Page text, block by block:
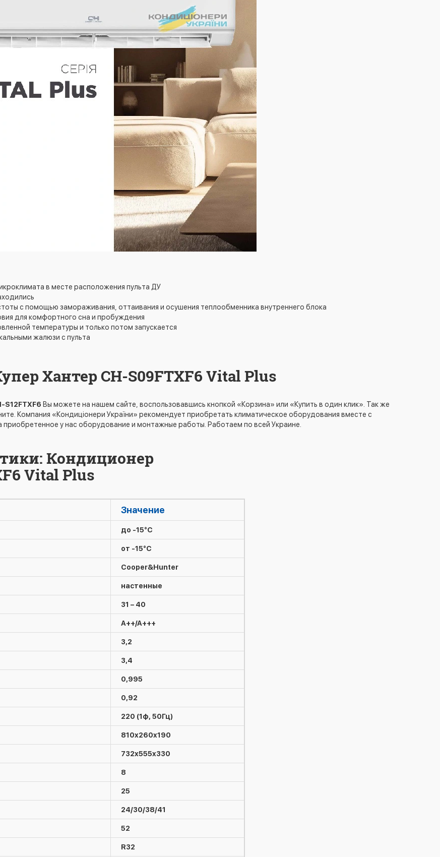
в месте расположения пульта ДУ
с помощью замораживания, оттаивания и осушения теплообменника внутреннего блока
для комфортного сна и пробуждения
температуры и только потом запускается
жалюзи с пульта
Хантер CH-S09FTXF6 Vital Plus
S12FTXF6 Вы можете на нашем сайте, воспользовавшись кнопкой «Корзина» или «Купить в один клик». Так же
Компания «Кондиціонери України» рекомендует приобретать климатическое оборудования вместе с
приобретенное у нас оборудование и монтажные работы. Работаем по всей Украине.
Кондиционер
Vital Plus
Значение
до -15°C
от -15°C
Cooper&Hunter
настенные
31 – 40
A++/A+++
3,2
3,4
0,995
0,92
220 (1ф, 50Гц)
810x260x190
732x555x330
8
25
24/30/38/41
52
R32